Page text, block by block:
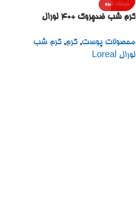
فروخته شده
کرم شب ضدچروک +40 لورال
محصولات پوست, کرم, کرم شب
لورال Loreal